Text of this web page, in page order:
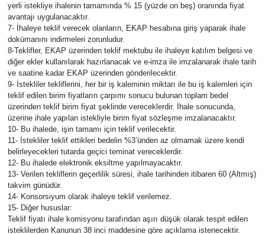
yerli istekliye ihalenin tamamında % 15 (yüzde on beş) oranında fiyat
avantajı uygulanacaktır.
7- İhaleye teklif verecek olanların, EKAP hesabına giriş yaparak ihale
dokümanını indirmeleri zorunludur.
8-Teklifler, EKAP üzerinden teklif mektubu ile ihaleye katılım belgesi ve
diğer ekler kullanılarak hazırlanacak ve e-imza ile imzalanarak ihale tarih
ve saatine kadar EKAP üzerinden gönderilecektir.
9- İstekliler tekliflerini, her bir iş kaleminin miktarı ile bu iş kalemleri için
teklif edilen birim fiyatların çarpımı sonucu bulunan toplam bedel
üzerinden teklif birim fiyat şeklinde vereceklerdir. İhale sonucunda,
üzerine ihale yapılan istekliyle birim fiyat sözleşme imzalanacaktır.
10- Bu ihalede, işin tamamı için teklif verilecektir.
11- İstekliler teklif ettikleri bedelin %3’ünden az olmamak üzere kendi
belirleyecekleri tutarda geçici teminat vereceklerdir.
12- Bu ihalede elektronik eksiltme yapılmayacaktır.
13- Verilen tekliflerin geçerlilik süresi, ihale tarihinden itibaren 60 (Altmış)
takvim günüdür.
14- Konsorsiyum olarak ihaleye teklif verilemez.
15- Diğer hususlar:
Teklif fiyatı ihale komisyonu tarafından aşırı düşük olarak tespit edilen
isteklilerden Kanunun 38 inci maddesine göre açıklama istenecektir.